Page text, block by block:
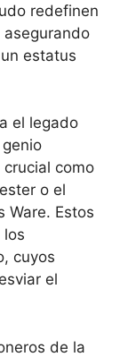
redefinen
asegurando
estatus
el legado
como
o el
Ware. Estos
los
cuyos
el
de la